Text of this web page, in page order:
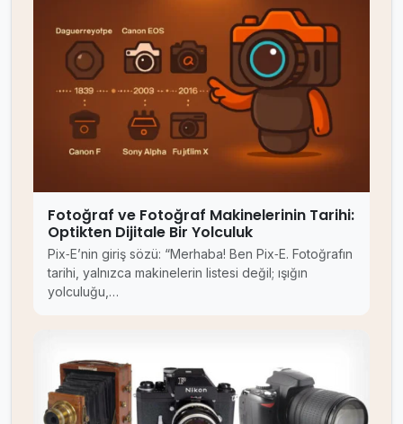
Fotoğraf ve Fotoğraf Makinelerinin Tarihi:
Optikten Dijitale Bir Yolculuk
Pix‑E’nin giriş sözü: “Merhaba! Ben Pix‑E. Fotoğrafın
tarihi, yalnızca makinelerin listesi değil; ışığın
yolculuğu,…